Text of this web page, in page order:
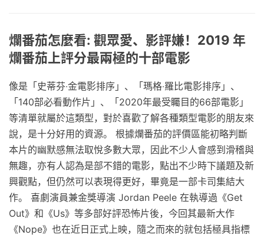
爛番茄怎麼看: 觀眾愛、影評嫌！2019 年
爛番茄上評分最兩極的十部電影
像是「史蒂芬‧金電影排序」、「瑪格‧羅比電影排序」、
「140部必看動作片」、「2020年最受矚目的66部電影」
等清單就屬於這類型，對於喜歡了解各種類型電影的朋友來
說，是十分好用的資源。 根據爛番茄的評價區能初略判斷
本片的幽默感無法取悅多數大眾，因此不少人會感到滑稽與
無趣，亦有人認為是部不錯的電影，點出不少時下議題及新
興觀點，但仍然可以表現得更好，畢竟是一部卡司集結大
作。 喜劇演員兼金獎導演 Jordan Peele 在執導過《Get
Out》和《Us》等多部好評恐怖片後，今回其最新大作
《Nope》也在近日正式上映，隨之而來的就包括極具指標